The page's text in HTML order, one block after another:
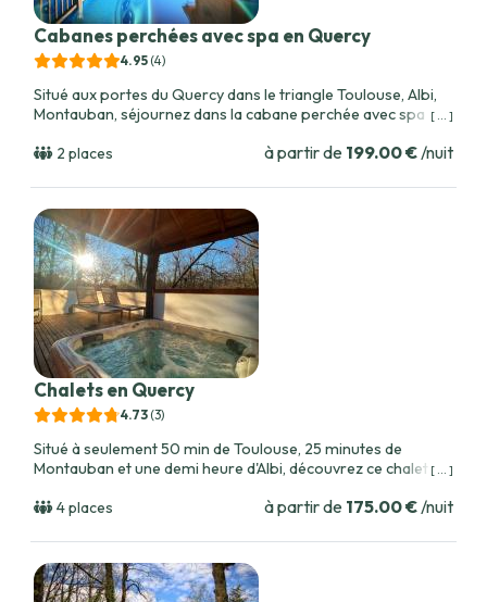
Cabanes perchées avec spa en Quercy
4.95(4)
Situé aux portes du Quercy dans le triangle Toulouse, Albi,
Montauban, séjournez dans la cabane perchée avec spa
et détente à 6m de haut.
[ ... ]
2 places à partir de 199.00 €/nuit
Chalets en Quercy
4.73(3)
Situé à seulement 50 min de Toulouse, 25 minutes de
Montauban et une demi heure d'Albi, découvrez ce chalet en
domaine de la Male.
[ ... ]
4 places à partir de 175.00 €/nuit